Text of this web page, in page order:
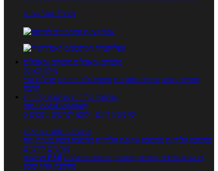
אפליקציית Foods
מוצרים ומאכלים מוצרים ומאכלים
מילון האוכל
תפריטי תזונה ערכים תזונתיים חיפוש ע"פ רכיבים מכילים הכי
הרבה
מחשבון קלוריות מחשבון קלוריות
מנוי FoodsDictionary
5 ימי ניסיון חינם - לחצו לפרטים נוספים
מחשבוני תזונה ובריאות
מחשבון קלוריות מחשבון שריפת קלוריות מחשבון דופק מטרה יחס
מותניים לירכיים
מחשבון BMI
מחשבון צריכת קלוריות מחשבון מינונים מומלצים
מחשבון אחוז שומן